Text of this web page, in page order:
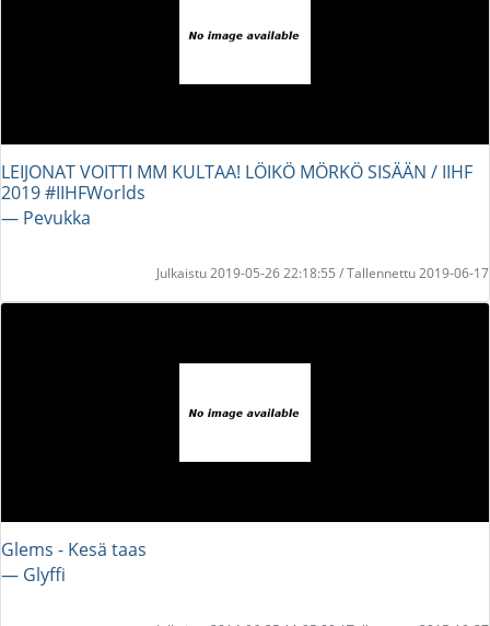
LEIJONAT VOITTI MM KULTAA! LÖIKÖ MÖRKÖ SISÄÄN / IIHF
2019 #IIHFWorlds
― Pevukka
Julkaistu 2019-05-26 22:18:55 / Tallennettu 2019-06-17
Glems - Kesä taas
― Glyffi